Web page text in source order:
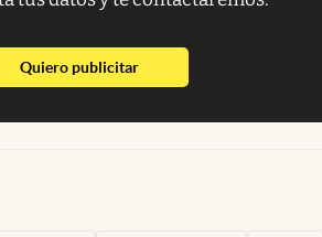
Quiero publicitarabre en nueva pestaña